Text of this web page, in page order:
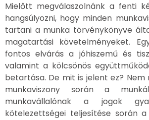
Mielőtt megválaszolnánk a fenti
hangsúlyozni, hogy minden
tartani a munka törvénykönyve
magatartási követelményeket.
fontos elvárás a jóhiszemű és
valamint a kölcsönös
betartása. De mit is jelent ez?
munkaviszony során a
munkavállalónak a jogok
kötelezettségei teljesítése során a